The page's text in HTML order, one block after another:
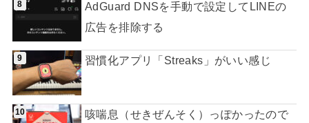
AdGuard DNSを手動で設定してLINEの
広告を排除する
習慣化アプリ「Streaks」がいい感じ
咳喘息（せきぜんそく）っぽかったので